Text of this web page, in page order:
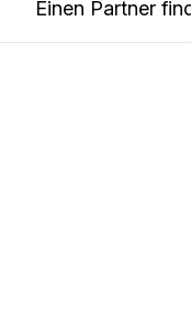
Einen Partner